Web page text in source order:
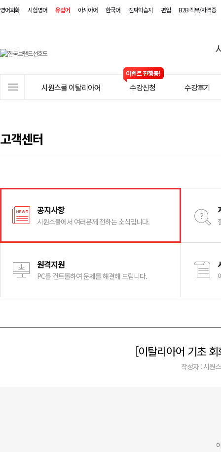
영어회화 시험영어 유럽어 아시아어 한국어 진짜학습지 편입 B2B·직무/자격증
원
쿨
뉴
시원스쿨 이탈리아어 수강신청 수강후기
고객센터
공지사항
시원스쿨에서 여러분께 전하는 소식입니다.
원격지원
PC를 컨트롤하여 문제를 해결해 드립니다.
[이탈리아어 기초
작성자 : 시원